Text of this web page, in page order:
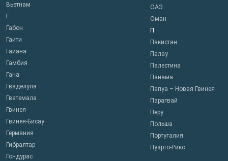
Вьетнам
Г
Габон
Гаити
Гайана
Гамбия
Гана
Гваделупа
Гватемала
Гвинея
Гвинея-Бисау
Германия
Гибралтар
Гондурас
ОАЭ
Оман
П
Пакистан
Палау
Палестина
Панама
Папуа – Новая Гвинея
Парагвай
Перу
Польша
Португалия
Пуэрто-Рико